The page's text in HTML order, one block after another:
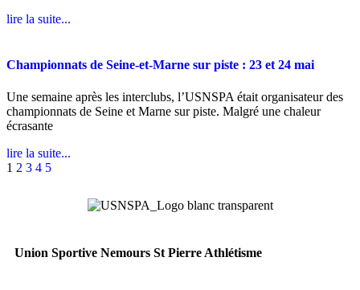
lire la suite...
Championnats de Seine-et-Marne sur piste : 23 et 24 mai
Une semaine après les interclubs, l’USNSPA était organisateur des
championnats de Seine et Marne sur piste. Malgré une chaleur
écrasante
lire la suite...
1 2 3 4 5
Union Sportive Nemours St Pierre Athlétisme